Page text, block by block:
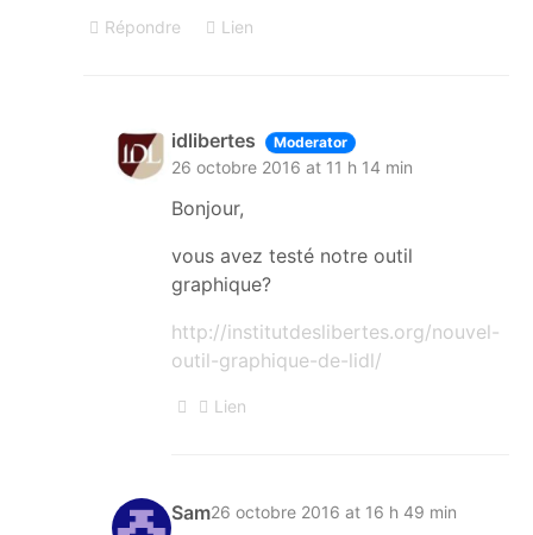
Répondre Lien
idlibertes Moderator
26 octobre 2016 at 11 h 14 min
Bonjour,
vous avez testé notre outil
graphique?
http://institutdeslibertes.org/nouvel-
outil-graphique-de-lidl/
Lien
Sam26 octobre 2016 at 16 h 49 min